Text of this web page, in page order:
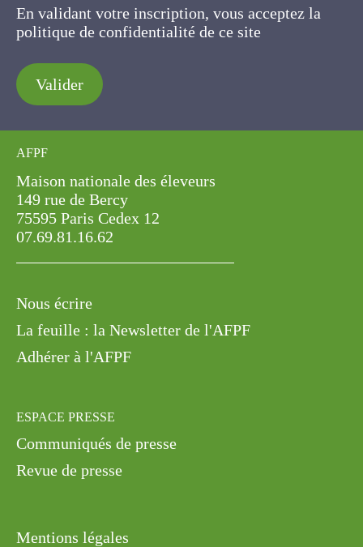
En validant votre inscription, vous acceptez la
politique de confidentialité de ce site
Valider
AFPF
Maison nationale des éleveurs
149 rue de Bercy
75595 Paris Cedex 12
07.69.81.16.62
Nous écrire
La feuille : la Newsletter de l'AFPF
Adhérer à l'AFPF
ESPACE PRESSE
Communiqués de presse
Revue de presse
Mentions légales